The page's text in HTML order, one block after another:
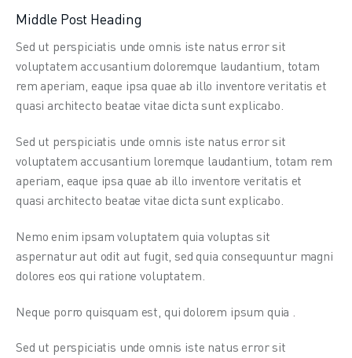
Middle Post Heading
Sed ut perspiciatis unde omnis iste natus error sit
voluptatem accusantium doloremque laudantium, totam
rem aperiam, eaque ipsa quae ab illo inventore veritatis et
quasi architecto beatae vitae dicta sunt explicabo.
Sed ut perspiciatis unde omnis iste natus error sit
voluptatem accusantium loremque laudantium, totam rem
aperiam, eaque ipsa quae ab illo inventore veritatis et
quasi architecto beatae vitae dicta sunt explicabo.
Nemo enim ipsam voluptatem quia voluptas sit
aspernatur aut odit aut fugit, sed quia consequuntur magni
dolores eos qui ratione voluptatem.
Neque porro quisquam est, qui dolorem ipsum quia .
Sed ut perspiciatis unde omnis iste natus error sit